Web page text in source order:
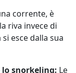
corrente, è
riva invece di
esce dalla sua
snorkeling: Le